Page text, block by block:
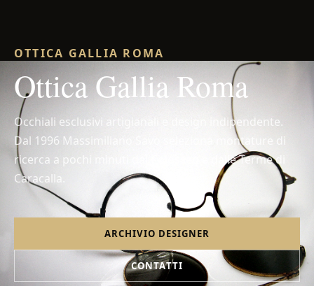
OTTICA GALLIA ROMA
Ottica Gallia Roma
Occhiali esclusivi artigianali e design indipendente.
Dal 1996 Massimiliano Savo seleziona montature di
ricerca a pochi minuti dal Colosseo e dalle Terme di
Caracalla.
ARCHIVIO DESIGNER
CONTATTI